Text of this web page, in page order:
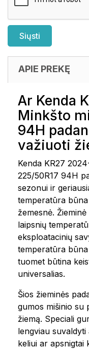
APIE PREKĘ
Ar Kenda
Minkšto
94H
važiuoti
Kenda KR27
225/50R17 94H
sezonui ir
temperatūra
žemesnė.
laipsnių
eksploatacinių
temperatūra
tuomet būtina
universalias.
Šios žieminės
gumos mišinio su
žiemą. Speciali
lengviau
keliui ar apsnigtai